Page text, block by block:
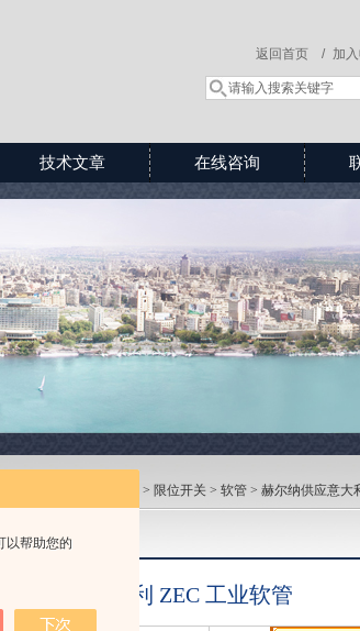
以帮助您的
加
返回首页 /
技术文章 在线咨询
> 限位开关 > 软管 > 赫尔纳供应意大
尔纳供应意大利 ZEC 工业软管